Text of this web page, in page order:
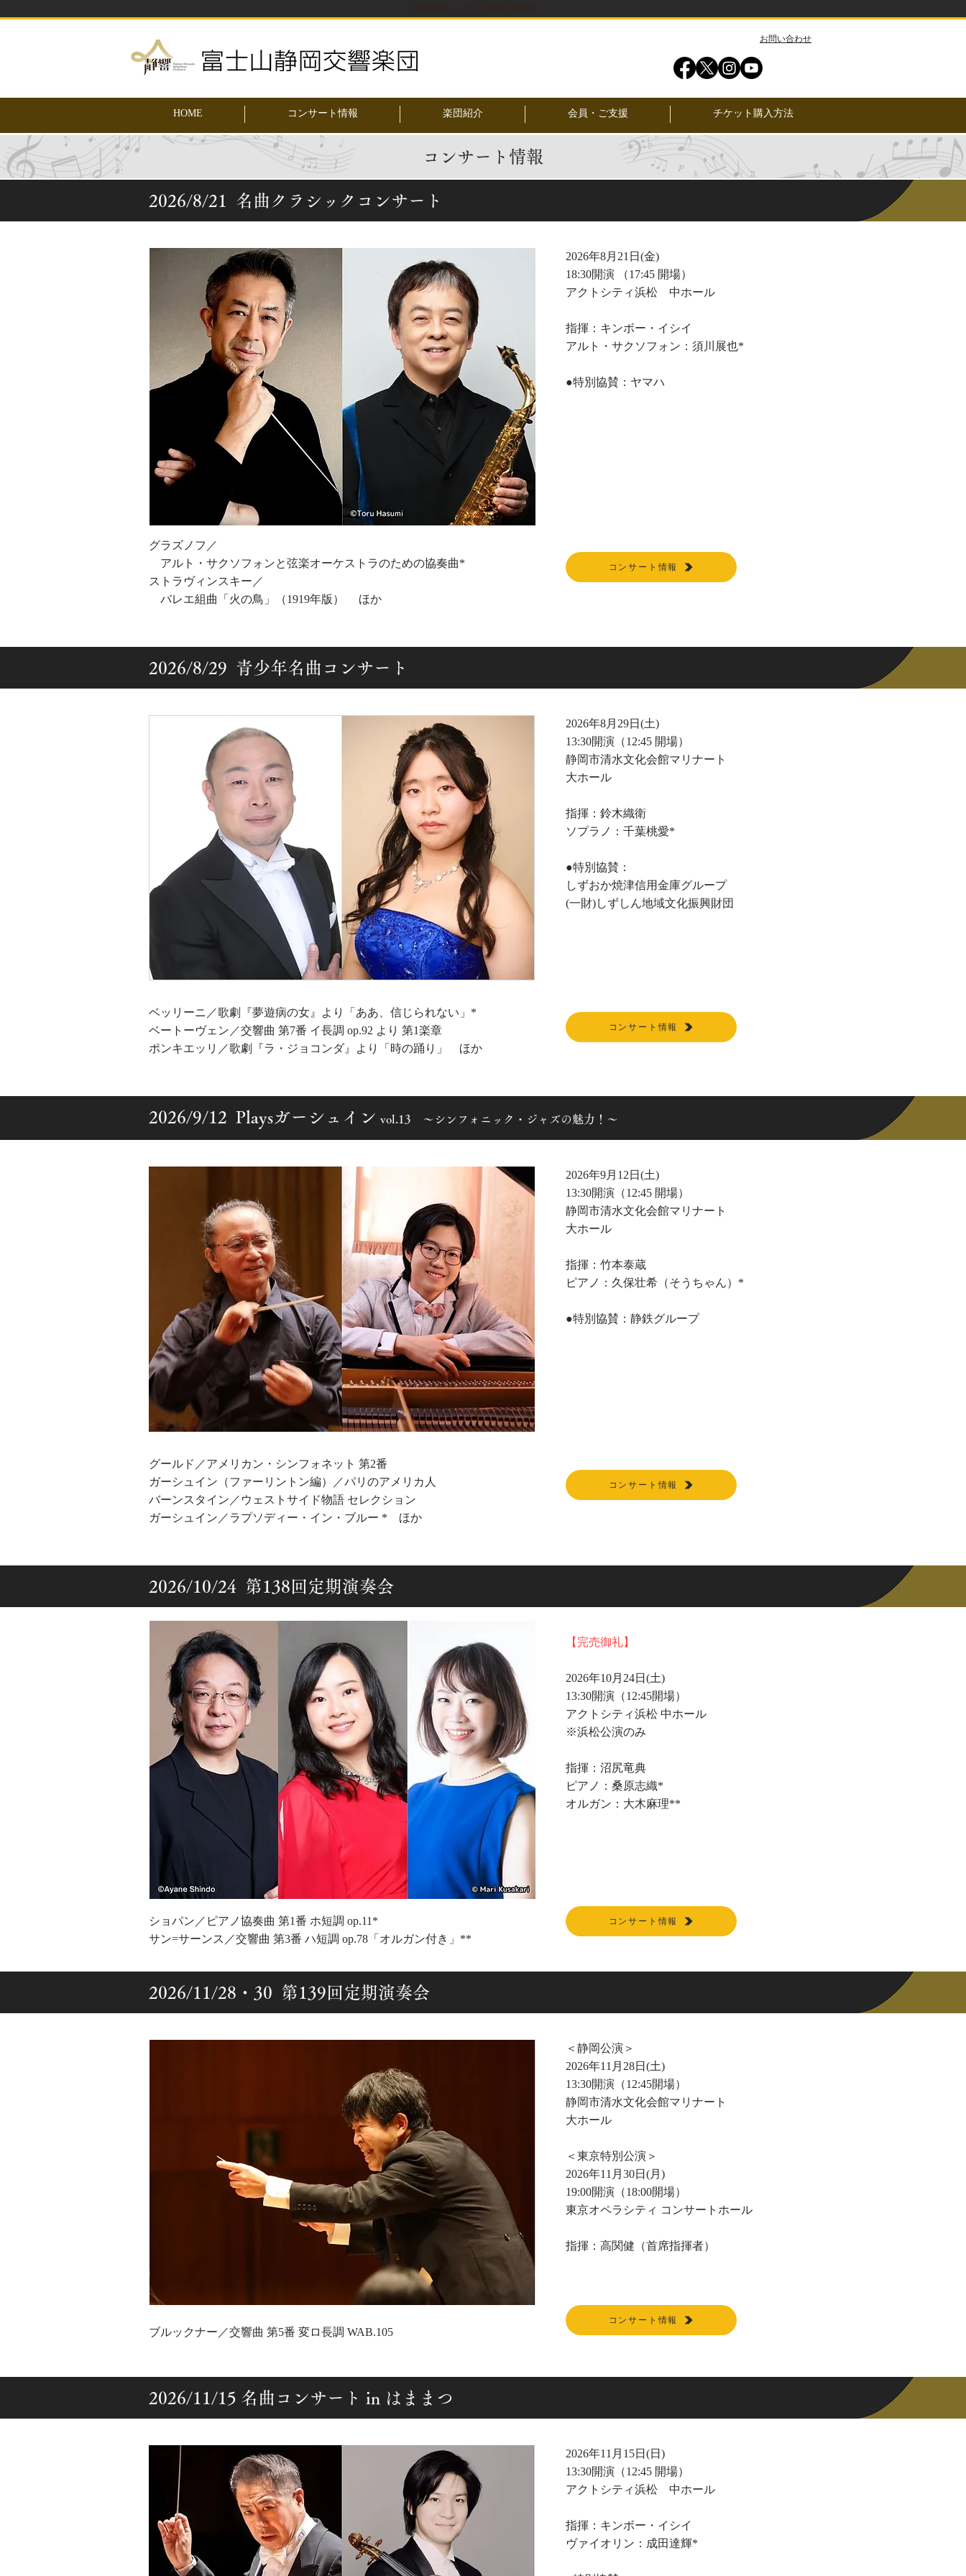
​お問い合わせ
HOME コンサート情報 楽団紹介 会員・ご支援 チケット購入方法
コンサート情報
2026/8/21 名曲クラシックコンサート
2026年8月21日(金)
18:30開演 （17:45 開場）
アクトシティ浜松 中ホール
指揮：キンボー・イシイ
アルト・サクソフォン：須川展也*
​●特別協賛：ヤマハ
グラズノフ／
アルト・サクソフォンと弦楽オーケストラのための協奏曲*
ストラヴィンスキー／
バレエ組曲「火の鳥」（1919年版） ほか
コンサート情報
2026/8/29 青少年名曲コンサート
2026年8月29日(土)
13:30開演（12:45 開場）
静岡市清水文化会館マリナート
大ホール
指揮：鈴木織衛
ソプラノ：千葉桃愛*
​●特別協賛：
しずおか焼津信用金庫グループ
(一財)しずしん地域文化振興財団
ベッリーニ／歌劇『夢遊病の女』より「ああ、信じられない」*
ベートーヴェン／交響曲 第7番 イ長調 op.92 より 第1楽章
ポンキエッリ／歌劇『ラ・ジョコンダ』より「時の踊り」 ほか
コンサート情報
2026/9/12 Playsガーシュイン vol.13 ～シンフォニック・ジャズの魅力！～
2026年9月12日(土)
13:30開演（12:45 開場）
静岡市清水文化会館マリナート
大ホール
指揮：竹本泰蔵
ピアノ：久保壮希（そうちゃん）*
​●特別協賛： 静鉄グループ
グールド／アメリカン・シンフォネット 第2番
ガーシュイン（ファーリントン編）／パリのアメリカ人
バーンスタイン／ウェストサイド物語 セレクション
ガーシュイン／ラプソディー・イン・ブルー * ほか
コンサート情報
2026/10/24 第138回定期演奏会
【完売御礼】
2026年10月24日(土)
13:30開演（12:45開場）
アクトシティ浜松 中ホール
​※浜松公演のみ
指揮：沼尻竜典
ピアノ：桑原志織*
オルガン：大木麻理**
ショパン／ピアノ協奏曲 第1番 ホ短調 op.11*
サン=サーンス／交響曲 第3番 ハ短調 op.78「オルガン付き」**
コンサート情報
2026/11/28・30 第139回定期演奏会
＜静岡公演＞
2026年11月28日(土)
13:30開演（12:45開場）
静岡市清水文化会館マリナート
大ホール
＜東京特別公演＞
2026年11月30日(月)
19:00開演（18:00開場）
東京オペラシティ コンサートホール
指揮：高関健（首席指揮者）
ブルックナー／交響曲 第5番 変ロ長調 WAB.105
コンサート情報
2026/11/15 名曲コンサート in はままつ
2026年11月15日(日)
13:30開演（12:45 開場）
アクトシティ浜松 中ホール
指揮：キンボー・イシイ
ヴァイオリン：成田達輝*